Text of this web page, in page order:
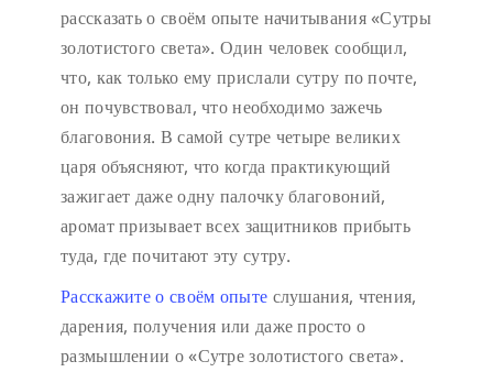
рассказать о своём опыте начитывания «Сутры
золотистого света». Один человек сообщил,
что, как только ему прислали сутру по почте,
он почувствовал, что необходимо зажечь
благовония. В самой сутре четыре великих
царя объясняют, что когда практикующий
зажигает даже одну палочку благовоний,
аромат призывает всех защитников прибыть
туда, где почитают эту сутру.
Расскажите о своём опыте слушания, чтения,
дарения, получения или даже просто о
размышлении о «Сутре золотистого света».